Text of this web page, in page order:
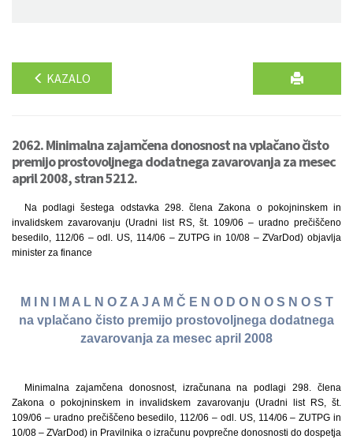
KAZALO
2062. Minimalna zajamčena donosnost na vplačano čisto
premijo prostovoljnega dodatnega zavarovanja za mesec
april 2008, stran 5212.
Na podlagi šestega odstavka 298. člena Zakona o pokojninskem in
invalidskem zavarovanju (Uradni list RS, št. 109/06 – uradno prečiščeno
besedilo, 112/06 – odl. US, 114/06 – ZUTPG in 10/08 – ZVarDod) objavlja
minister za finance
M I N I M A L N O Z A J A M Č E N O D O N O S N O S T
na vplačano čisto premijo prostovoljnega dodatnega
zavarovanja za mesec april 2008
Minimalna zajamčena donosnost, izračunana na podlagi 298. člena
Zakona o pokojninskem in invalidskem zavarovanju (Uradni list RS, št.
109/06 – uradno prečiščeno besedilo, 112/06 – odl. US, 114/06 – ZUTPG in
10/08 – ZVarDod) in Pravilnika o izračunu povprečne donosnosti do dospetja